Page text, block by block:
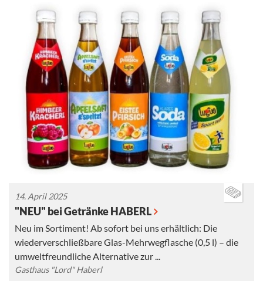
14. April 2025
"NEU" bei Getränke HABERL
Neu im Sortiment! Ab sofort bei uns erhältlich: Die
wiederverschließbare Glas-Mehrwegflasche (0,5 l) – die
umweltfreundliche Alternative zur ...
Gasthaus "Lord" Haberl